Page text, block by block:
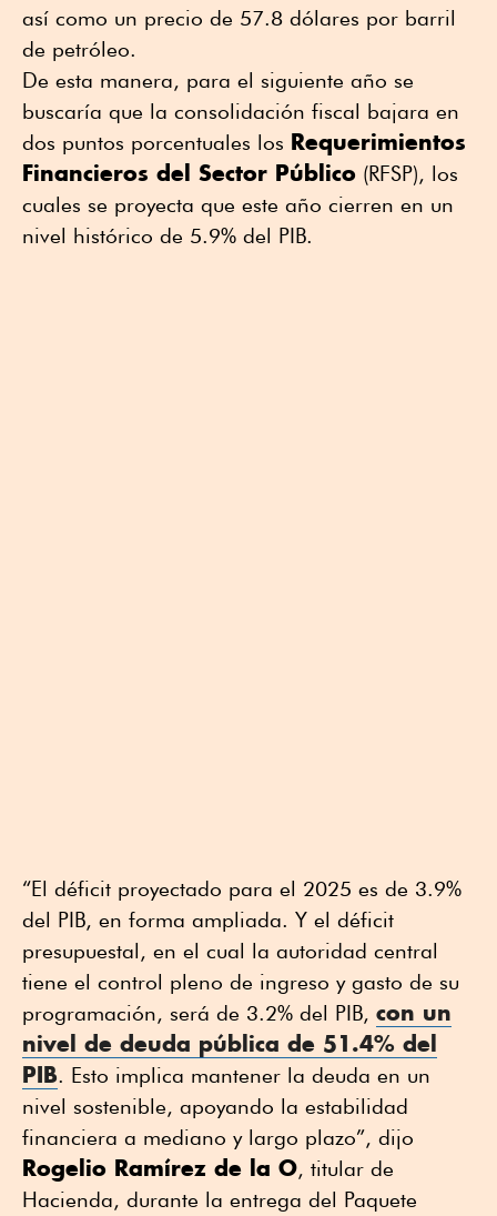
así como un precio de 57.8 dólares por barril
de petróleo.
De esta manera, para el siguiente año se
buscaría que la consolidación fiscal bajara en
dos puntos porcentuales los Requerimientos
Financieros del Sector Público (RFSP), los
cuales se proyecta que este año cierren en un
nivel histórico de 5.9% del PIB.
“El déficit proyectado para el 2025 es de 3.9%
del PIB, en forma ampliada. Y el déficit
presupuestal, en el cual la autoridad central
tiene el control pleno de ingreso y gasto de su
programación, será de 3.2% del PIB, con un
nivel de deuda pública de 51.4% del
PIB. Esto implica mantener la deuda en un
nivel sostenible, apoyando la estabilidad
financiera a mediano y largo plazo”, dijo
Rogelio Ramírez de la O, titular de
Hacienda, durante la entrega del Paquete